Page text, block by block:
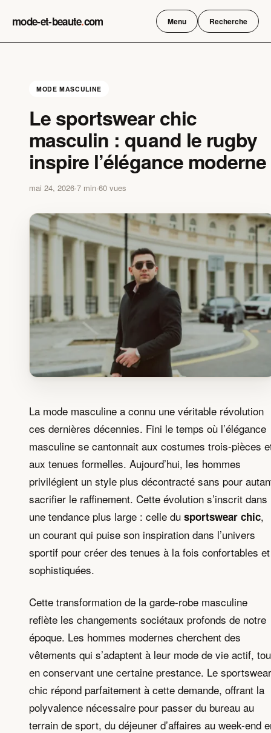
mode-et-beaute.com Menu Recherche
MODE MASCULINE
Le sportswear chic
masculin : quand le rugby
inspire l’élégance moderne
mai 24, 2026·7 min·60 vues
La mode masculine a connu une véritable révolution
ces dernières décennies. Fini le temps où l’élégance
masculine se cantonnait aux costumes trois-pièces
aux tenues formelles. Aujourd’hui, les hommes
privilégient un style plus décontracté sans pour
sacrifier le raffinement. Cette évolution s’inscrit dans
une tendance plus large : celle du sportswear chic,
un courant qui puise son inspiration dans l’univers
sportif pour créer des tenues à la fois confortables et
sophistiquées.
Cette transformation de la garde-robe masculine
reflète les changements sociétaux profonds de notre
époque. Les hommes modernes cherchent des
vêtements qui s’adaptent à leur mode de vie actif,
en conservant une certaine prestance. Le sportswear
chic répond parfaitement à cette demande, offrant la
polyvalence nécessaire pour passer du bureau au
terrain de sport, du déjeuner d’affaires au week-end